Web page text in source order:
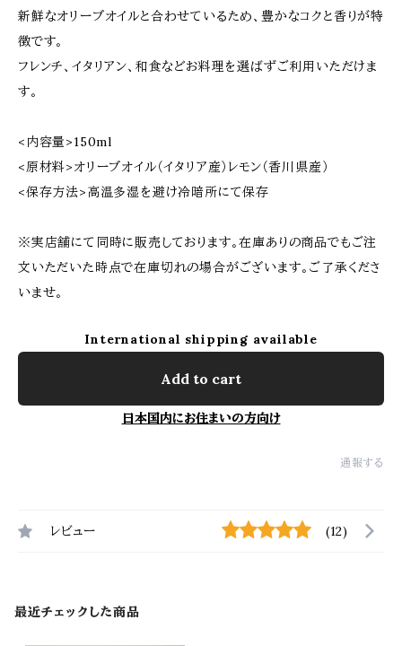
新鮮なオリーブオイルと合わせているため、豊かなコクと香りが特
徴です。
フレンチ、イタリアン、和食などお料理を選ばずご利用いただけま
す。
<内容量>150ml
<原材料>オリーブオイル（イタリア産）レモン（香川県産）
<保存方法>高温多湿を避け冷暗所にて保存
※実店舗にて同時に販売しております。在庫ありの商品でもご注
文いただいた時点で在庫切れの場合がございます。ご了承くださ
いませ。
International shipping available
Add to cart
日本国内にお住まいの方向け
通報する
レビュー (12)
最近チェックした商品